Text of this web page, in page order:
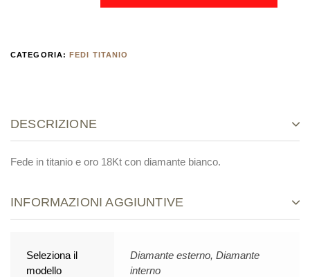
CATEGORIA:FEDI TITANIO
DESCRIZIONE
Fede in titanio e oro 18Kt con diamante bianco.
INFORMAZIONI AGGIUNTIVE
Seleziona il
modello
Diamante esterno, Diamante
interno